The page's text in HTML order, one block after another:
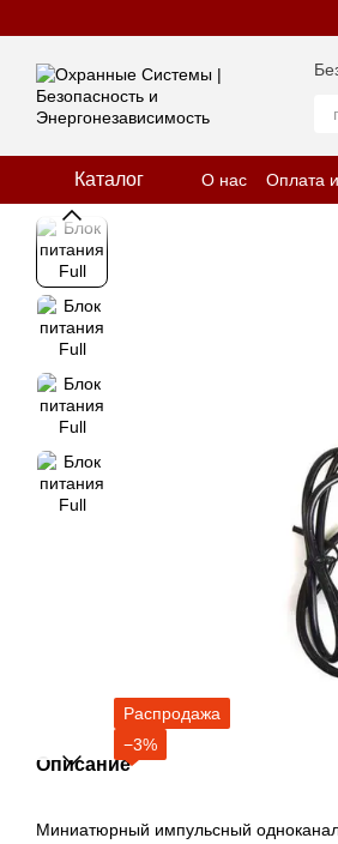
Каталог О нас Оплата
Отзывы о
Распродажа
−3%
Описание
Миниатюрный импульсный